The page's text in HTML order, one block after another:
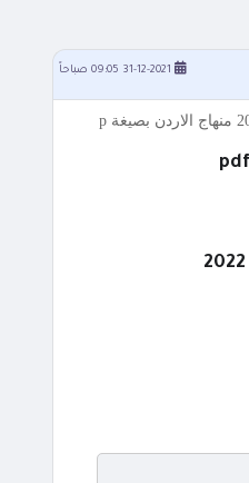
31-12-2021 09:05 صباحاً